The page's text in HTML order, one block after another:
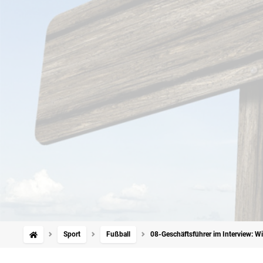
Sport Fußball 08-Geschäftsführer im Interview: